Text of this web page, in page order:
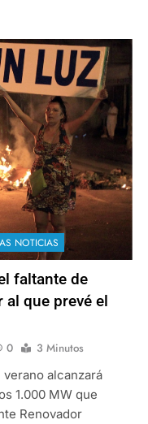
NOTICIAS
faltante de
que prevé el
0
3 Minutos
alcanzará
1.000 MW que
Renovador